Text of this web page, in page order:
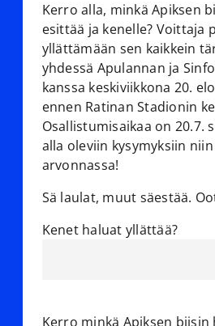
Kerro alla, minkä Apiksen
esittää ja kenelle? Voittaja
yllättämään sen kaikkein
yhdessä Apulannan ja
kanssa keskiviikkona 20.
ennen Ratinan Stadionin
Osallistumisaikaa on 20.7.
alla oleviin kysymyksiin
arvonnassa!
Sä laulat, muut säestää.
Kenet haluat yllättää?
Kerro minkä Apiksen biisin